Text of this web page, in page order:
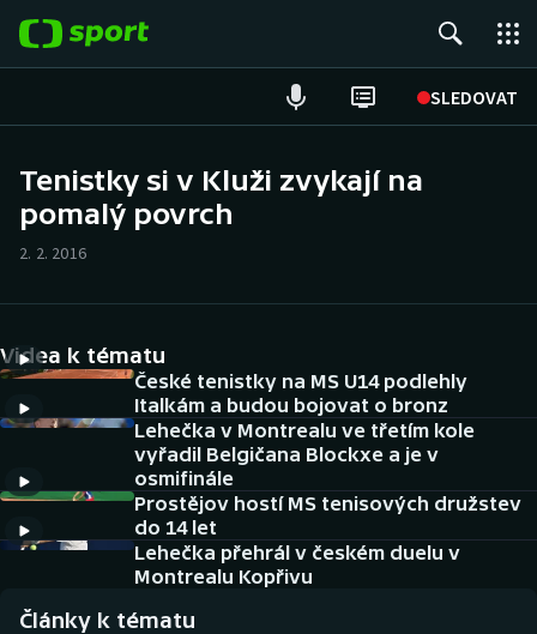
SLEDOVAT
Hokej
Cyklistika
DALŠÍ SPORTY
Americký fotbal
Baseball a softbal
Basketbal
NEPŘEHLÉDNĚTE
Soutěže
Historické návraty
Tenistky si v Kluži zvykají na
pomalý povrch
2. 2. 2016
Videa k tématu
České tenistky na MS U14 podlehly
Italkám a budou bojovat o bronz
Lehečka v Montrealu ve třetím kole
vyřadil Belgičana Blockxe a je v
osmifinále
Prostějov hostí MS tenisových družstev
do 14 let
Lehečka přehrál v českém duelu v
Montrealu Kopřivu
Články k tématu